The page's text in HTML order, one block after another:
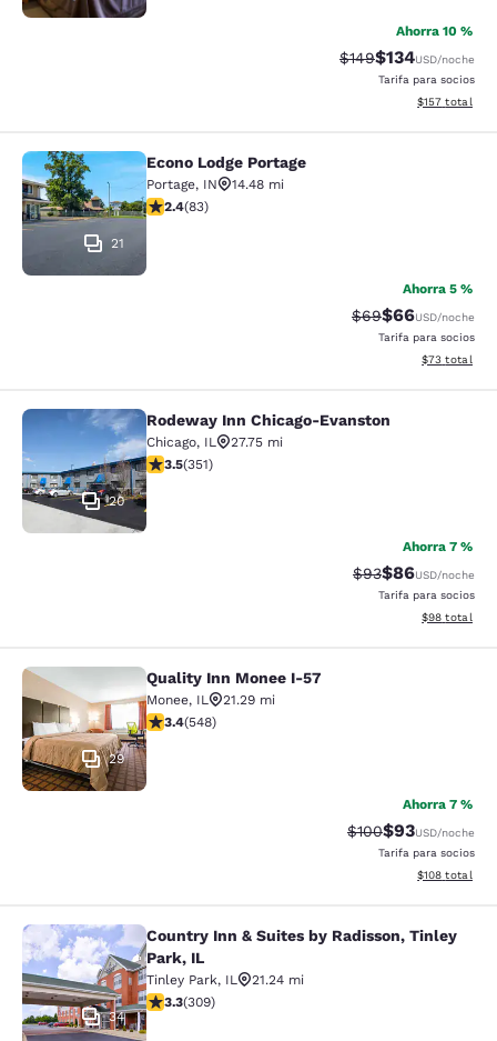
Ahorra 10 %
Precio tachado:
$149Precio con
$134USD/noche
Tarifa para socios
Ver detalles
$157 total
Econo Lodge Portage
21
Econo Lodge Portage
Portage, IN
14.48 mi
calificación de 2.35 estrellas. Feria. 83 reseñas
2.4(83)
Ahorra 5 %
Precio tachado:
$69Precio con
$66USD/noche
Tarifa para socios
Ver detalles
$73 total
Rodeway Inn Chicago-Evanston
20
Rodeway Inn Chicago-Evanston
Chicago, IL
27.75 mi
calificación de 3.47 estrellas. Bueno. 351 reseñas
3.5(351)
Ahorra 7 %
Precio tachado:
$93Precio con
$86USD/noche
Tarifa para socios
Ver detalles
$98 total
Quality Inn Monee I-57
29
Quality Inn Monee I-57
Monee, IL
21.29 mi
calificación de 3.43 estrellas. Bueno. 548 reseñas
3.4(548)
Ahorra 7 %
Precio tachado:
$100Precio con
$93USD/noche
Tarifa para socios
Ver detalles
$108 total
Country Inn & Suites by Radisson,
34
Country Inn & Suites by Radisson, Tinley
Park, IL
Tinley Park, IL
21.24 mi
calificación de 3.33 estrellas. Bueno. 309 reseñas
3.3(309)